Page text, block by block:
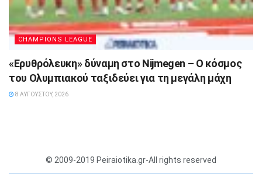
CHAMPIONS LEAGUE
«Ερυθρόλευκη» δύναμη στο Nijmegen – Ο κόσμος
του Ολυμπιακού ταξιδεύει για τη μεγάλη μάχη
8 ΑΥΓΟΎΣΤΟΥ, 2026
© 2009-2019 Peiraiotika.gr-All rights reserved